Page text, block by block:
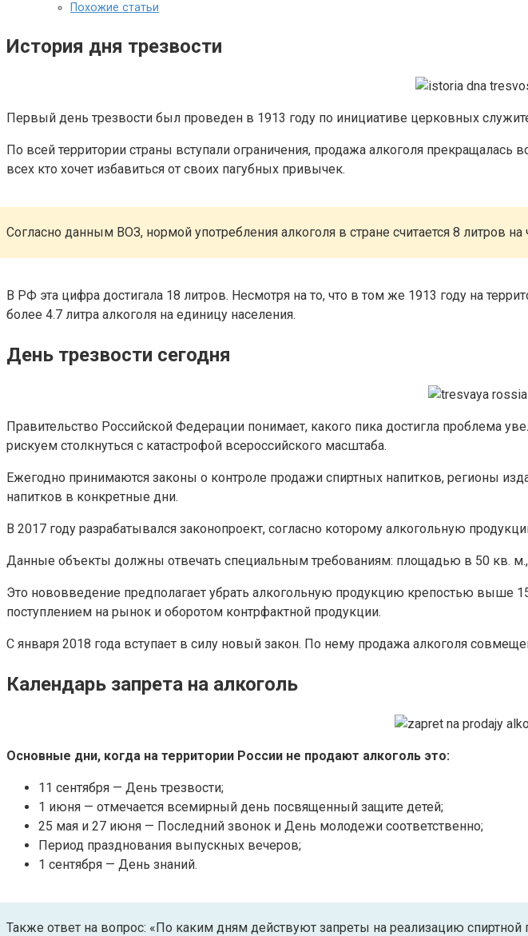
Похожие статьи
История дня трезвости
Первый день трезвости был проведен в 1913 году по инициативе церковных
По всей территории страны вступали ограничения, продажа алкоголя
всех кто хочет избавиться от своих пагубных привычек.
Согласно данным ВОЗ, нормой употребления алкоголя в стране считается 8 литров на
В РФ эта цифра достигала 18 литров. Несмотря на то, что в том же 1913 году на
более 4.7 литра алкоголя на единицу населения.
День трезвости сегодня
Правительство Российской Федерации понимает, какого пика достигла проблема
рискуем столкнуться с катастрофой всероссийского масштаба.
Ежегодно принимаются законы о контроле продажи спиртных напитков, регионы
напитков в конкретные дни.
В 2017 году разрабатывался законопроект, согласно которому алкогольную
Данные объекты должны отвечать специальным требованиям: площадью в 50 кв.
Это нововведение предполагает убрать алкогольную продукцию крепостью выше
поступлением на рынок и оборотом контрфактной продукции.
С января 2018 года вступает в силу новый закон. По нему продажа алкоголя
Календарь запрета на алкоголь
Основные дни, когда на территории России не продают алкоголь это:
11 сентября — День трезвости;
1 июня — отмечается всемирный день посвященный защите детей;
25 мая и 27 июня — Последний звонок и День молодежи соответственно;
Период празднования выпускных вечеров;
1 сентября — День знаний.
Также ответ на вопрос: «По каким дням действуют запреты на реализацию спиртной